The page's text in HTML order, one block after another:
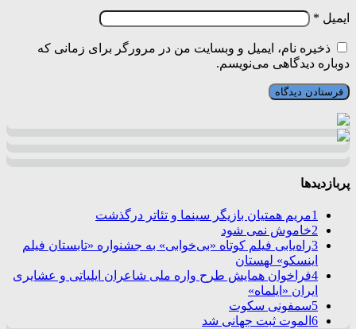
ایمیل *
ذخیره نام، ایمیل و وبسایت من در مرورگر برای زمانی که
دوباره دیدگاهی می‌نویسم.
پربازدیدها
1مریم همتیان بازیگر سینما و تئاتر درگذشت
2خاموش نمی شود
3راه‌یابی فیلم کوتاه «بی‌خوابی» به جشنواره «تابستان فیلم
اینسکو» لهستان
4فراخوان همایش طرح واره ملی شاعران ایلیاتی و عشایری
ایران «ایلماه»
5سمفونی سکوت
6 الموت ثبت جهانی شد